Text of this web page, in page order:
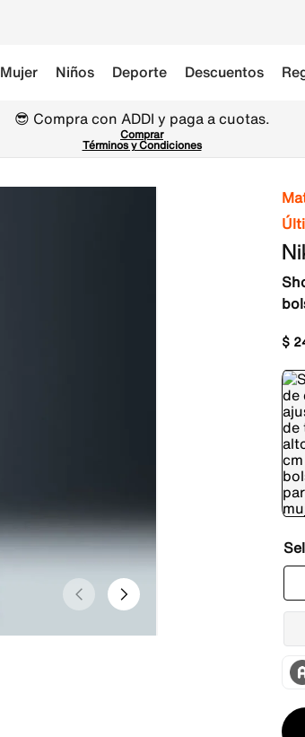
Mujer Niños Deporte Descuentos
😎 Compra con ADDI y paga a cuotas.
Comprar
Términos y Condiciones
$